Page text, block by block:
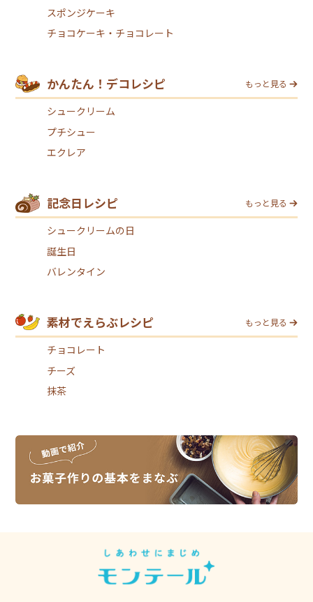
スポンジケーキ
チョコケーキ・チョコレート
かんたん！デコレシピ もっと見る
シュークリーム
プチシュー
エクレア
記念日レシピ もっと見る
シュークリームの日
誕生日
バレンタイン
素材でえらぶレシピ もっと見る
チョコレート
チーズ
抹茶